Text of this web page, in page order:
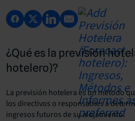
¿Qué es la previsión
hotelero)?
La previsión hotelera es un método
los directivos o responsables a
ingresos futuros de su alojamiento.